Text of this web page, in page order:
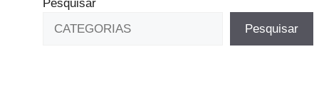
Pesquisar
Pesquisar